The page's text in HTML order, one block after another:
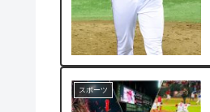
スポーツ